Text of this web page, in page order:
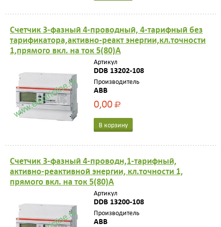
Счетчик 3-фазный 4-проводный, 4-тарифный без
тарификатора,активно-реакт энергии,кл.точности
1,прямого вкл. на ток 5(80)А
Артикул
DDB 13202-108
Производитель
ABB
0,00Р
В корзину
Счетчик 3-фазный 4-проводн,1-тарифный,
активно-реактивной энергии, кл.точности 1,
прямого вкл. на ток 5(80)А
Артикул
DDB 13200-108
Производитель
ABB